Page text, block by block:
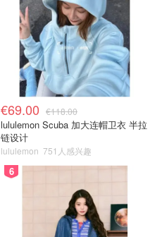
€69.00 €118.00
lululemon Scuba 加大连帽卫衣 半拉
链设计
lululemon 751人感兴趣
6